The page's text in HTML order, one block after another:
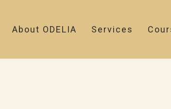
About ODELIA Services